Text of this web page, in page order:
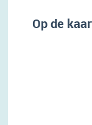
Op de